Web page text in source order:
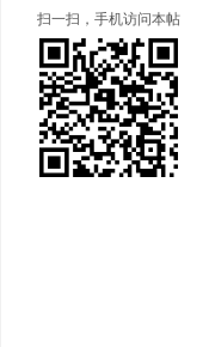
扫一扫，手机访问本帖